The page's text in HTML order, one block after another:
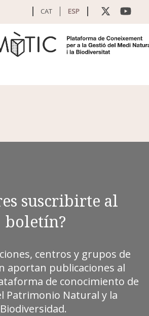
CAT ESP
suscribirte al
boletín?
centros y grupos de
aportan publicaciones al
de conocimiento de
Patrimonio Natural y la
Biodiversidad.